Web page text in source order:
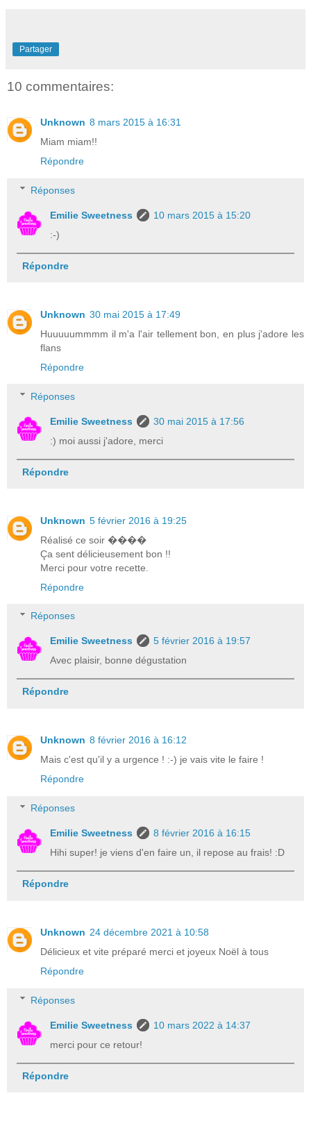
Partager
10 commentaires:
Unknown 8 mars 2015 à 16:31
Miam miam!!
Répondre
Réponses
Emilie Sweetness
10 mars 2015 à 15:20
:-)
Répondre
Unknown 30 mai 2015 à 17:49
Huuuuummmm il m'a l'air tellement bon, en plus j'adore les
flans
Répondre
Réponses
Emilie Sweetness
30 mai 2015 à 17:56
:) moi aussi j'adore, merci
Répondre
Unknown 5 février 2016 à 19:25
Réalisé ce soir ����
Ça sent délicieusement bon !!
Merci pour votre recette.
Répondre
Réponses
Emilie Sweetness
5 février 2016 à 19:57
Avec plaisir, bonne dégustation
Répondre
Unknown 8 février 2016 à 16:12
Mais c'est qu'il y a urgence ! :-) je vais vite le faire !
Répondre
Réponses
Emilie Sweetness
8 février 2016 à 16:15
Hihi super! je viens d'en faire un, il repose au frais! :D
Répondre
Unknown 24 décembre 2021 à 10:58
Délicieux et vite préparé merci et joyeux Noël à tous
Répondre
Réponses
Emilie Sweetness
10 mars 2022 à 14:37
merci pour ce retour!
Répondre